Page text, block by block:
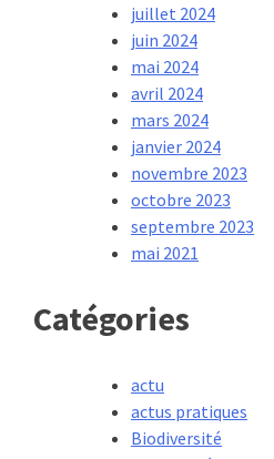
juillet 2024
juin 2024
mai 2024
avril 2024
mars 2024
janvier 2024
novembre 2023
octobre 2023
septembre 2023
mai 2021
Catégories
actu
actus pratiques
Biodiversité